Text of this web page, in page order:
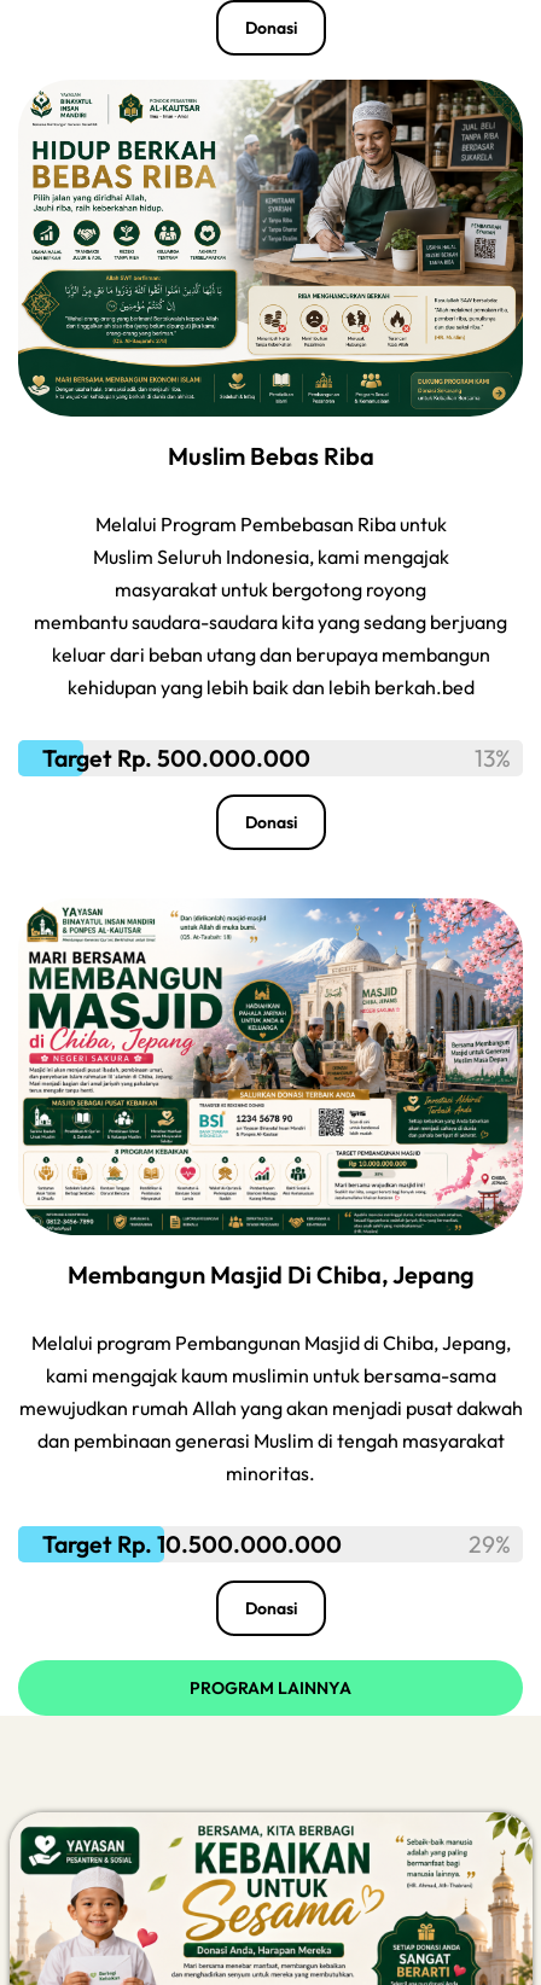
Donasi
Muslim Bebas Riba
Melalui Program Pembebasan Riba untuk
Muslim Seluruh Indonesia, kami mengajak
masyarakat untuk bergotong royong
membantu saudara-saudara kita yang sedang berjuang
keluar dari beban utang dan berupaya membangun
kehidupan yang lebih baik dan lebih berkah.bed
Target Rp. 500.000.000 13%
Donasi
Membangun Masjid Di Chiba, Jepang
Melalui program Pembangunan Masjid di Chiba, Jepang,
kami mengajak kaum muslimin untuk bersama-sama
mewujudkan rumah Allah yang akan menjadi pusat dakwah
dan pembinaan generasi Muslim di tengah masyarakat
minoritas.
Target Rp. 10.500.000.000 29%
Donasi
PROGRAM LAINNYA